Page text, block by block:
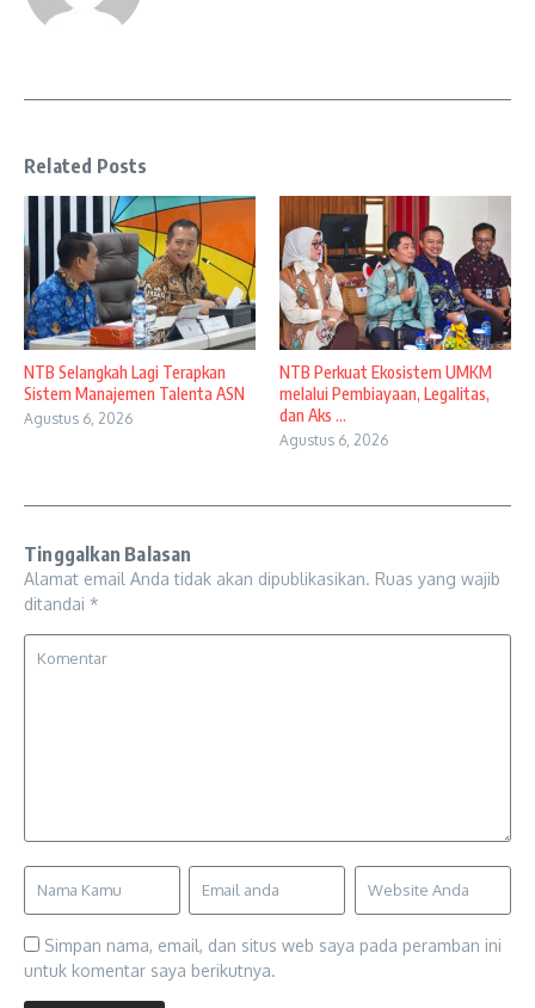
Related Posts
NTB Selangkah Lagi Terapkan
Sistem Manajemen Talenta ASN
Agustus 6, 2026
NTB Perkuat Ekosistem UMKM
melalui Pembiayaan, Legalitas,
dan Aks ...
Agustus 6, 2026
Tinggalkan Balasan
Alamat email Anda tidak akan dipublikasikan. Ruas yang wajib
ditandai *
Simpan nama, email, dan situs web saya pada peramban ini
untuk komentar saya berikutnya.